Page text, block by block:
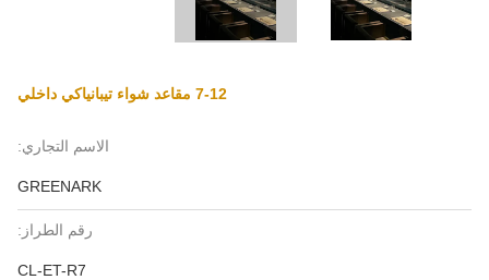
7-12 مقاعد شواء تيبانياكي داخلي
الاسم التجاري:
GREENARK
رقم الطراز:
CL-ET-R7